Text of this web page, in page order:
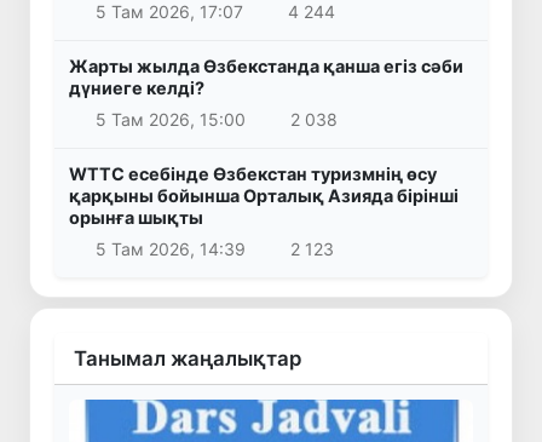
5 Там 2026, 17:07
4 244
Жарты жылда Өзбекстанда қанша егіз сәби
дүниеге келді?
5 Там 2026, 15:00
2 038
WTTC есебінде Өзбекстан туризмнің өсу
қарқыны бойынша Орталық Азияда бірінші
орынға шықты
5 Там 2026, 14:39
2 123
Танымал жаңалықтар